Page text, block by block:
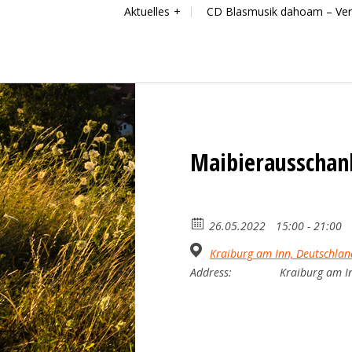
Aktuelles CD Blasmusik dahoam –
26.05.2022
15:00 - 21:00
Kraiburg am Inn,
Address:
Kraiburg am